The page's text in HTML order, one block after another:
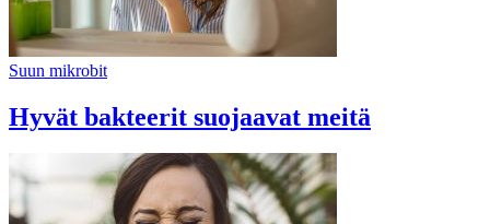
Suun mikrobit
Hyvät bakteerit suojaavat meitä